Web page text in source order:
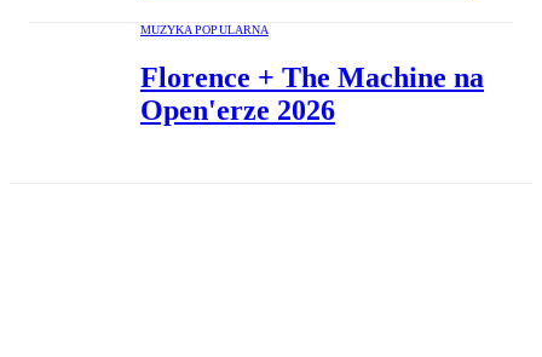
MUZYKA POPULARNA
Florence + The Machine na
Open'erze 2026